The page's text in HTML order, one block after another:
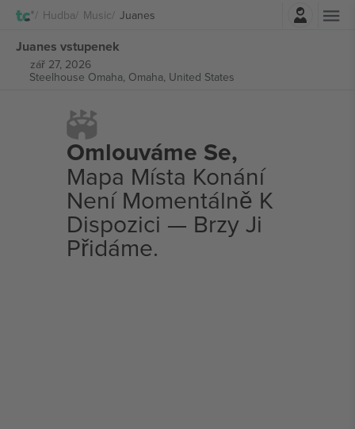
Hudba Music Juanes
Juanes vstupenek
zář 27, 2026
Steelhouse Omaha, Omaha, United States
Omlouváme Se,
Mapa Místa Konání
Není Momentálně K
Dispozici — Brzy Ji
Přidáme.